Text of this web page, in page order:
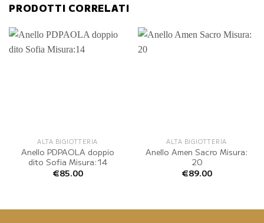
PRODOTTI CORRELATI
ALTA BIGIOTTERIA
Anello PDPAOLA doppio
dito Sofia Misura:14
€85.00
ALTA BIGIOTTERIA
Anello Amen Sacro Misura:
20
€89.00